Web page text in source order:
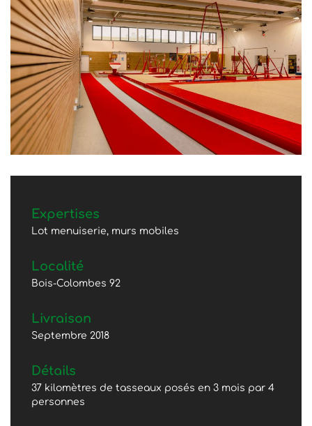
Expertises
Lot menuiserie, murs mobiles
Localité
Bois-Colombes 92
Livraison
Septembre 2018
Détails
37 kilomètres de tasseaux posés en 3 mois par 4
personnes